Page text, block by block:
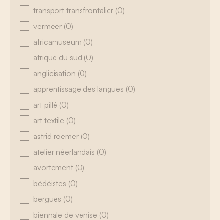
transport transfrontalier (0)
vermeer (0)
africamuseum (0)
afrique du sud (0)
anglicisation (0)
apprentissage des langues (0)
art pillé (0)
art textile (0)
astrid roemer (0)
atelier néerlandais (0)
avortement (0)
bédéistes (0)
bergues (0)
biennale de venise (0)